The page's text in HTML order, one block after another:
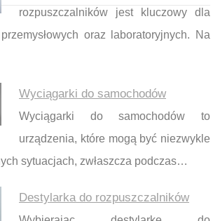
rozpuszczalników jest kluczowy dla
oraz laboratoryjnych. Na
Wyciągarki do samochodów
Wyciągarki do samochodów to
urządzenia, które mogą być niezwykle
sytuacjach, zwłaszcza podczas…
Destylarka do rozpuszczalników